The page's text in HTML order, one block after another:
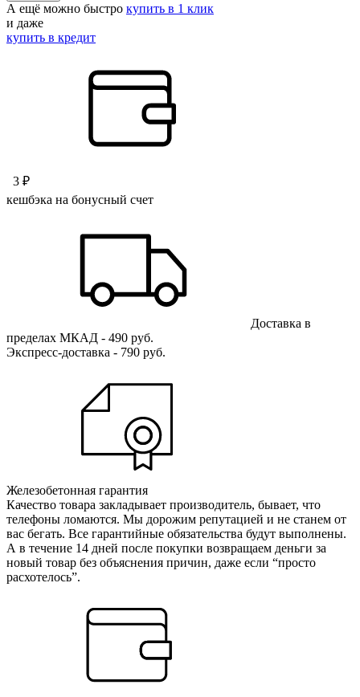
А ещё можно быстро купить в 1 клик
и даже
купить в кредит
3 ₽
кешбэка на бонусный счет
Доставка в
пределах МКАД - 490 руб.
Экспресс-доставка - 790 руб.
Железобетонная гарантия
Качество товара закладывает производитель, бывает, что
телефоны ломаются. Мы дорожим репутацией и не станем от
вас бегать. Все гарантийные обязательства будут выполнены.
А в течение 14 дней после покупки возвращаем деньги за
новый товар без объяснения причин, даже если “просто
расхотелось”.